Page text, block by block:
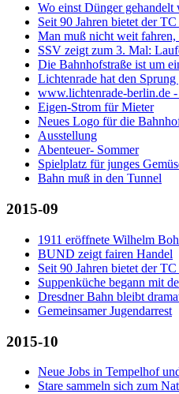
Wo einst Dünger
Seit 90 Jahren bietet der
Man muß nicht weit
SSV zeigt zum 3. Mal:
Die Bahnhofstraße ist um
Lichtenrade hat den Sprung
www.lichtenrade-berlin.de
Eigen-Strom für Mieter
Neues Logo für die
Ausstellung
Abenteuer- Sommer
Spielplatz für junges
Bahn muß in den Tunnel
2015-09
1911 eröffnete Wilhelm
BUND zeigt fairen Handel
Seit 90 Jahren bietet der
Suppenküche begann mit
Dresdner Bahn bleibt
Gemeinsamer Jugendarrest
2015-10
Neue Jobs in Tempelhof
Stare sammeln sich zum